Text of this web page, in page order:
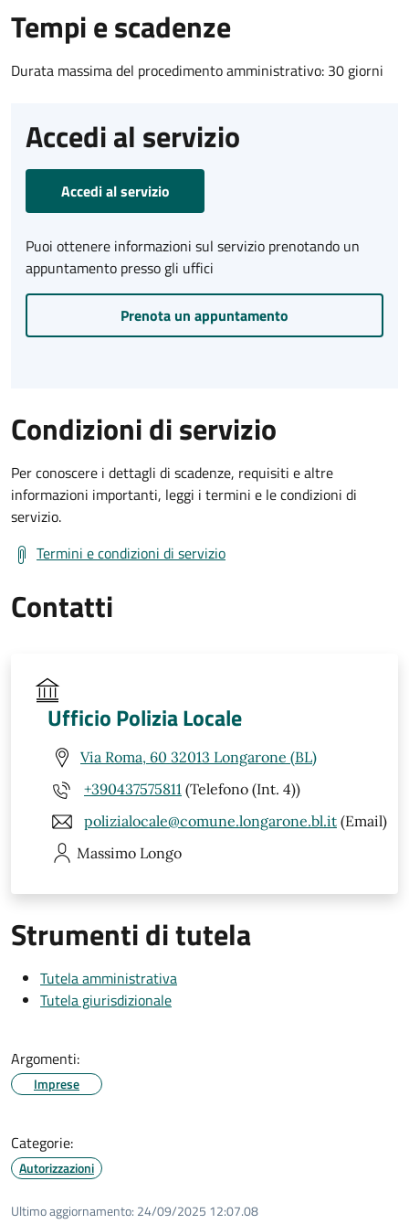
Tempi e scadenze
Durata massima del procedimento amministrativo: 30 giorni
Accedi al servizio
Accedi al servizio
Puoi ottenere informazioni sul servizio prenotando un
appuntamento presso gli uffici
Prenota un appuntamento
Condizioni di servizio
Per conoscere i dettagli di scadenze, requisiti e altre
informazioni importanti, leggi i termini e le condizioni di
servizio.
Termini e condizioni di servizio
Contatti
Ufficio Polizia Locale
Via Roma, 60 32013 Longarone (BL)
+390437575811 (Telefono (Int. 4))
polizialocale@comune.longarone.bl.it (Email)
Massimo Longo
Strumenti di tutela
Tutela amministrativa
Tutela giurisdizionale
Argomenti:
Imprese
Categorie:
Autorizzazioni
Ultimo aggiornamento: 24/09/2025 12:07.08